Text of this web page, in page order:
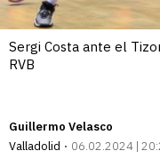
Sergi Costa ante el
RVB
Guillermo Velasco
Valladolid
06.02.2024 |